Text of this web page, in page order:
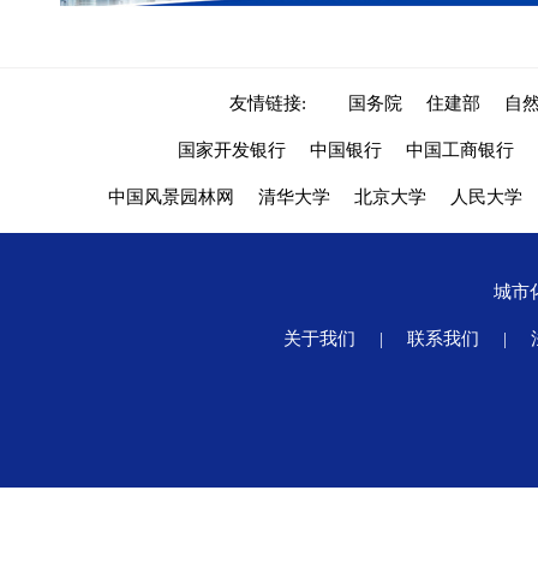
友情链接: 国务院 住建部 自
国家开发银行 中国银行 中国工商银行
中国风景园林网 清华大学 北京大学 人民大学
城市
关于我们 | 联系我们 |